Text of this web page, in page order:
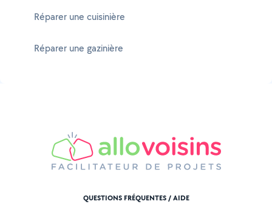
Réparer une cuisinière
Réparer une gazinière
QUESTIONS FRÉQUENTES / AIDE